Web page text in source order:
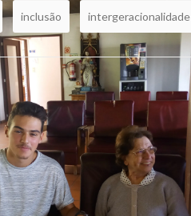
inclusão intergeracionalidade